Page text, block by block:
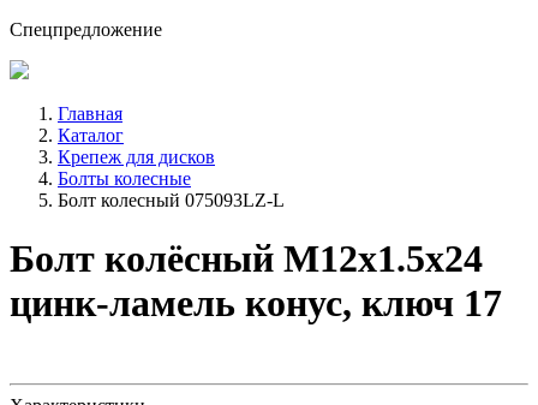
Спецпредложение
Главная
Каталог
Крепеж для дисков
Болты колесные
Болт колесный 075093LZ-L
Болт колёсный М12x1.5x24
цинк-ламель конус, ключ 17